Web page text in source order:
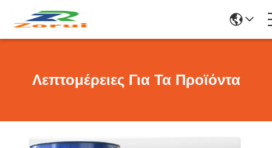
Λεπτομέρειες Για Τα Προϊόντα